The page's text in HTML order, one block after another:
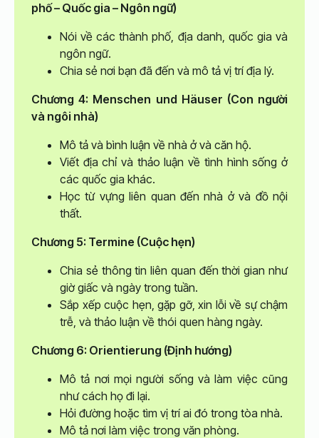
phố – Quốc gia – Ngôn ngữ)
Nói về các thành phố, địa danh, quốc gia và
ngôn ngữ.
Chia sẻ nơi bạn đã đến và mô tả vị trí địa lý.
Chương 4: Menschen und Häuser (Con người
và ngôi nhà)
Mô tả và bình luận về nhà ở và căn hộ.
Viết địa chỉ và thảo luận về tình hình sống ở
các quốc gia khác.
Học từ vựng liên quan đến nhà ở và đồ nội
thất.
Chương 5: Termine (Cuộc hẹn)
Chia sẻ thông tin liên quan đến thời gian như
giờ giấc và ngày trong tuần.
Sắp xếp cuộc hẹn, gặp gỡ, xin lỗi về sự chậm
trễ, và thảo luận về thói quen hàng ngày.
Chương 6: Orientierung (Định hướng)
Mô tả nơi mọi người sống và làm việc cũng
như cách họ đi lại.
Hỏi đường hoặc tìm vị trí ai đó trong tòa nhà.
Mô tả nơi làm việc trong văn phòng.